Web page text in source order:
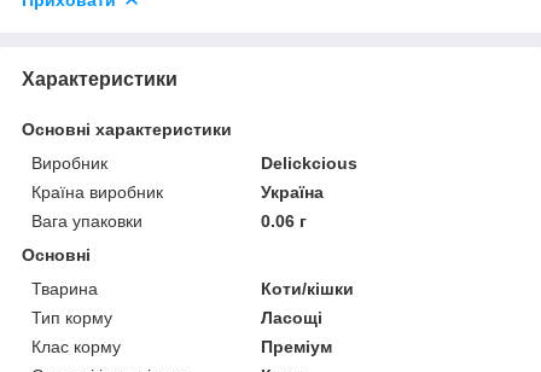
Характеристики
Основні характеристики
Виробник
Delickcious
Країна виробник
Україна
Вага упаковки
0.06 г
Основні
Тварина
Коти/кішки
Тип корму
Ласощі
Клас корму
Преміум